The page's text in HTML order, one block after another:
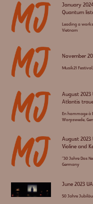
January
Quantum
Leading a
Vietnam
November
Musik21
August 2023
Atlantis
En hommage à
Worpswede,
August 2023
Violine and
“30 Jahre Das
Germany
June 2023
50 Jahre